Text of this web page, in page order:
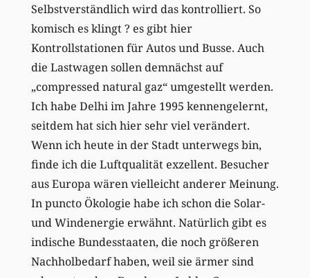
Selbstverständlich wird das kontrolliert. So
komisch es klingt ? es gibt hier
Kontrollstationen für Autos und Busse. Auch
die Lastwagen sollen demnächst auf
„compressed natural gaz“ umgestellt werden.
Ich habe Delhi im Jahre 1995 kennengelernt,
seitdem hat sich hier sehr viel verändert.
Wenn ich heute in der Stadt unterwegs bin,
finde ich die Luftqualität exzellent. Besucher
aus Europa wären vielleicht anderer Meinung.
In puncto Ökologie habe ich schon die Solar-
und Windenergie erwähnt. Natürlich gibt es
indische Bundesstaaten, die noch größeren
Nachholbedarf haben, weil sie ärmer sind